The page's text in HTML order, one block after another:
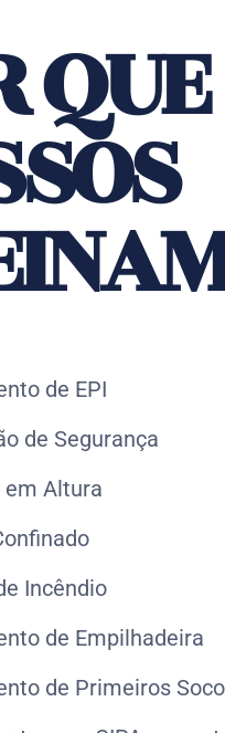
de EPI
de Segurança
em Altura
Incêndio
de Empilhadeira
de Primeiros